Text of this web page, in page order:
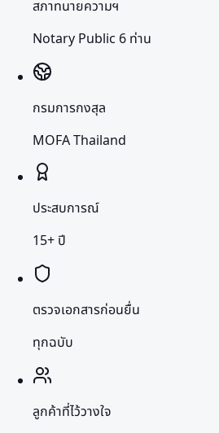
สภาทนายความฯ
Notary Public 6 ท่าน
กรมการกงสุล
MOFA Thailand
ประสบการณ์
15+ ปี
ตรวจเอกสารก่อนยื่น
ทุกฉบับ
ลูกค้าที่ไว้วางใจ